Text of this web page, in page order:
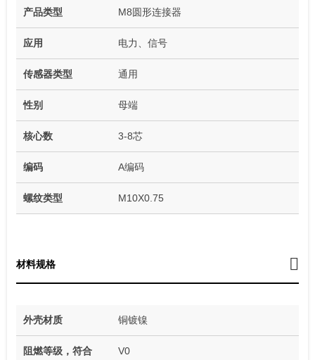
产品类型 M8圆形连接器
应用 电力、信号
传感器类型 通用
性别 母端
核心数 3-8芯
编码 A编码
螺纹类型 M10X0.75
材料规格
外壳材质 铜镀镍
阻燃等级，符合
V0